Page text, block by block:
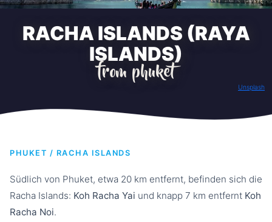
RACHA ISLANDS (RAYA
ISLANDS)
from phuket
Unsplash
PHUKET / RACHA ISLANDS
Südlich von Phuket, etwa 20 km entfernt, befinden sich die
Racha Islands: Koh Racha Yai und knapp 7 km entfernt Koh
Racha Noi.